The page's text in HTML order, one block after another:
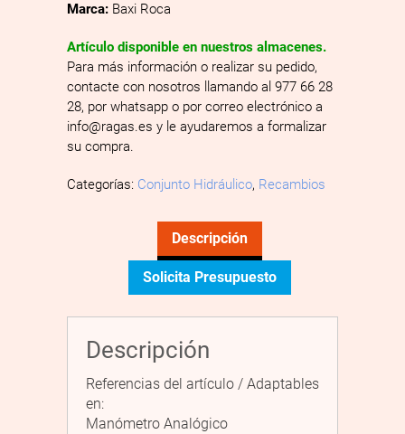
Marca: Baxi Roca
Artículo disponible en nuestros almacenes.
Para más información o realizar su pedido,
contacte con nosotros llamando al 977 66 28
28, por whatsapp o por correo electrónico a
info@ragas.es y le ayudaremos a formalizar
su compra.
Categorías: Conjunto Hidráulico, Recambios
Descripción
Solicita Presupuesto
Descripción
Referencias del artículo / Adaptables
en:
Manómetro Analógico